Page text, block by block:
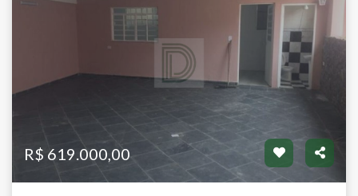
R$ 619.000,00